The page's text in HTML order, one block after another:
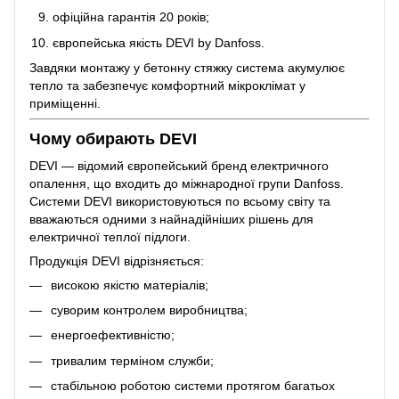
офіційна гарантія 20 років;
європейська якість DEVI by Danfoss.
Завдяки монтажу у бетонну стяжку система акумулює
тепло та забезпечує комфортний мікроклімат у
приміщенні.
Чому обирають DEVI
DEVI — відомий європейський бренд електричного
опалення, що входить до міжнародної групи Danfoss.
Системи DEVI використовуються по всьому світу та
вважаються одними з найнадійніших рішень для
електричної теплої підлоги.
Продукція DEVI відрізняється:
високою якістю матеріалів;
суворим контролем виробництва;
енергоефективністю;
тривалим терміном служби;
стабільною роботою системи протягом багатьох